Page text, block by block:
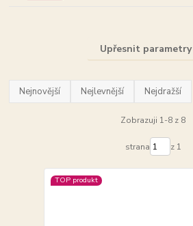
Upřesnit parametry
Nejnovější Nejlevnější Nejdražší
Zobrazuji 1-8 z 8
strana z 1
TOP produkt